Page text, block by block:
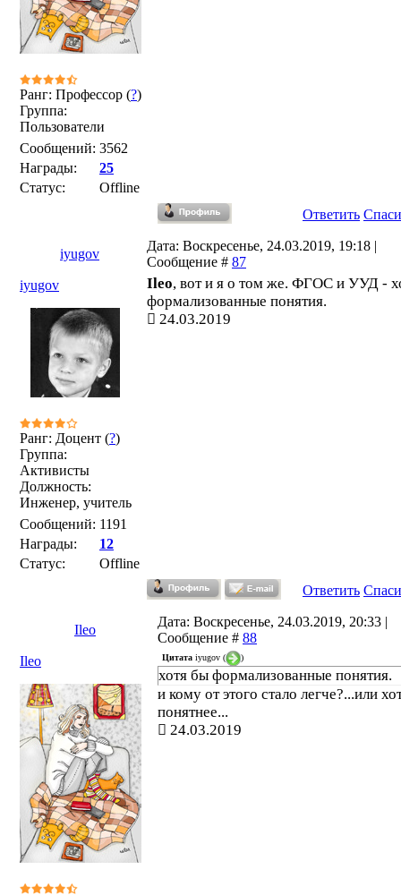
Ранг: Профессор (?)
Группа:
Пользователи
Сообщений: 3562
Награды:
25
Статус:
Offline
Ответить
iyugov
Дата: Воскресенье, 24.03.2019, 19:18 |
Сообщение # 87
iyugov
Ранг: Доцент (?)
Группа:
Активисты
Должность:
Инженер, учитель
Сообщений: 1191
Награды:
12
Статус:
Offline
Ileo, вот и я о том же. ФГОС и УУД -
формализованные понятия.
24.03.2019
Ответить
Ileo
Дата: Воскресенье, 24.03.2019, 20:33 |
Сообщение # 88
Ileo
Цитата iyugov ( )
хотя бы формализованные понятия.
и кому от этого стало легче?...или
понятнее...
24.03.2019